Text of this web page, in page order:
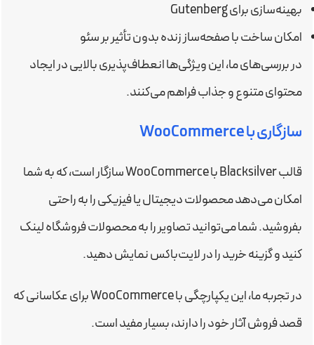
بهینه‌سازی برای Gutenberg
امکان ساخت با صفحه‌ساز زنده بدون تأثیر بر سئو
در بررسی‌های ما، این ویژگی‌ها انعطاف‌پذیری بالایی در ایجاد
محتوای متنوع و جذاب فراهم می‌کنند.
سازگاری با WooCommerce
قالب Blacksilver با WooCommerce سازگار است، که به شما
امکان می‌دهد محصولات دیجیتال یا فیزیکی را به راحتی
بفروشید. شما می‌توانید تصاویر را به محصولات فروشگاه لینک
کنید و گزینه خرید را در لایت‌باکس نمایش دهید.
در تجربه ما، این یکپارچگی با WooCommerce برای عکاسانی که
قصد فروش آثار خود را دارند، بسیار مفید است.